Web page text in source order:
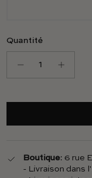
Quantité
Boutique: 6 rue
- Livraison dans